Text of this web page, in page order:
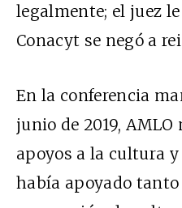
legalmente; el juez
Conacyt se negó a
En la conferencia
junio de 2019,
apoyos a la cultura
había apoyado